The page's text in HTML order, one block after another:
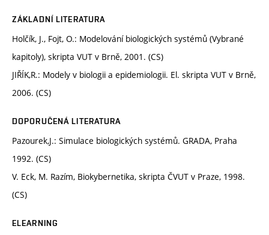
ZÁKLADNÍ LITERATURA
Holčík, J., Fojt, O.: Modelování biologických systémů (Vybrané
kapitoly), skripta VUT v Brně, 2001. (CS)
JIŘÍK,R.: Modely v biologii a epidemiologii. El. skripta VUT v Brně,
2006. (CS)
DOPORUČENÁ LITERATURA
Pazourek,J.: Simulace biologických systémů. GRADA, Praha
1992. (CS)
V. Eck, M. Razím, Biokybernetika, skripta ČVUT v Praze, 1998.
(CS)
ELEARNING